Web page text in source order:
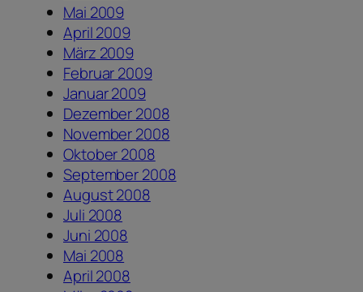
Mai 2009
April 2009
März 2009
Februar 2009
Januar 2009
Dezember 2008
November 2008
Oktober 2008
September 2008
August 2008
Juli 2008
Juni 2008
Mai 2008
April 2008